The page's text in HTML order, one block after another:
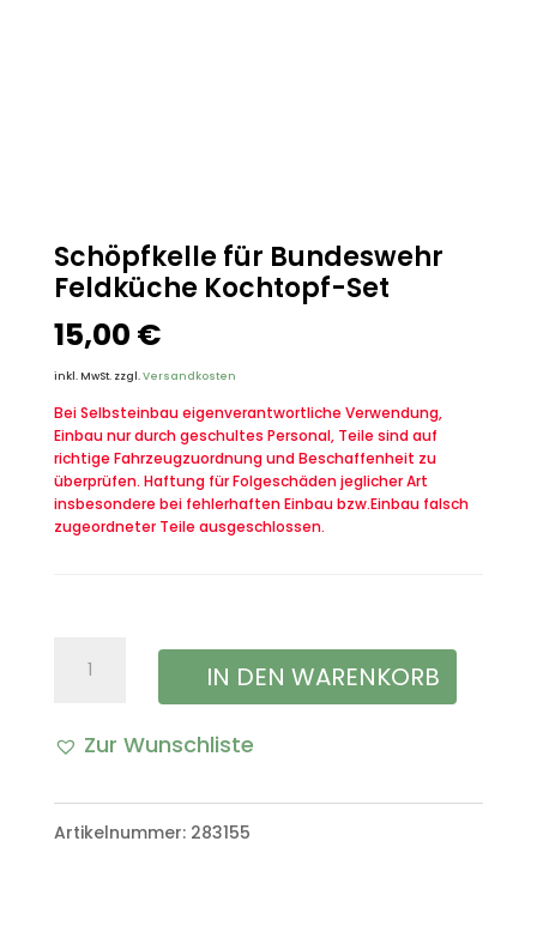
Schöpfkelle für Bundeswehr
Feldküche Kochtopf-Set
15,00 €
inkl. MwSt. zzgl.Versandkosten
Bei Selbsteinbau eigenverantwortliche Verwendung,
Einbau nur durch geschultes Personal, Teile sind auf
richtige Fahrzeugzuordnung und Beschaffenheit zu
überprüfen. Haftung für Folgeschäden jeglicher Art
insbesondere bei fehlerhaften Einbau bzw.Einbau falsch
zugeordneter Teile ausgeschlossen.
Schöpfkelle
Bundeswehr
Kochtopf-
IN DEN WARENKORB
Zur Wunschliste
Artikelnummer: 283155